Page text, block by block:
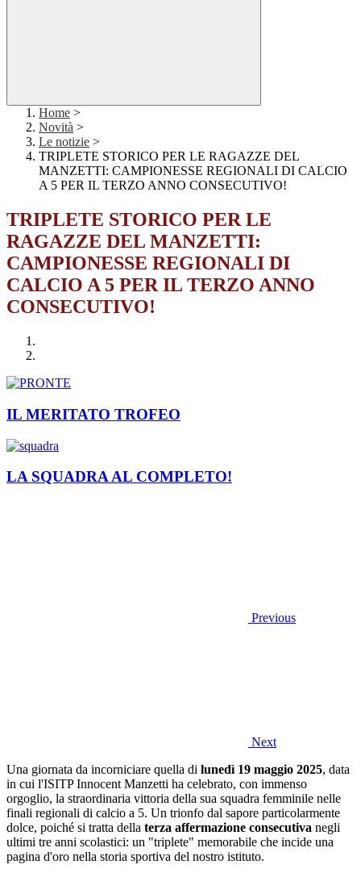
Home >
Novità >
Le notizie >
TRIPLETE STORICO PER LE RAGAZZE DEL
MANZETTI: CAMPIONESSE REGIONALI DI CALCIO
A 5 PER IL TERZO ANNO CONSECUTIVO!
TRIPLETE STORICO PER LE
RAGAZZE DEL MANZETTI:
CAMPIONESSE REGIONALI DI
CALCIO A 5 PER IL TERZO ANNO
CONSECUTIVO!
IL MERITATO TROFEO
LA SQUADRA AL COMPLETO!
Previous
Next
Una giornata da incorniciare quella di lunedì 19 maggio 2025, data
in cui l'ISITP Innocent Manzetti ha celebrato, con immenso
orgoglio, la straordinaria vittoria della sua squadra femminile nelle
finali regionali di calcio a 5. Un trionfo dal sapore particolarmente
dolce, poiché si tratta della terza affermazione consecutiva negli
ultimi tre anni scolastici: un "triplete" memorabile che incide una
pagina d'oro nella storia sportiva del nostro istituto.